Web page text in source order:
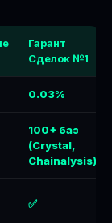
Гарант
Сделок №1
0.03%
100+ баз
(Crystal,
Chainalysis)
✅